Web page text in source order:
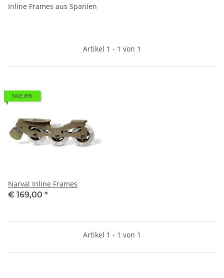
Inline Frames aus Spanien
Artikel 1 - 1 von 1
SALE 26%
Narval Inline Frames
€ 169,00 *
Artikel 1 - 1 von 1